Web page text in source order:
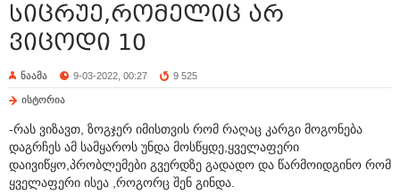
სიცრუე,რომელიც არ
ვიცოდი 10
ნაამა 9-03-2022, 00:27 9 525
ისტორია
-რას ვიზავთ, ზოგჯერ იმისთვის რომ რაღაც კარგი მოგონება
დაგრჩეს ამ სამყაროს უნდა მოსწყდე,ყველაფერი
დაივიწყო,პრობლემები გვერდზე გადადო და წარმოიდგინო რომ
ყველაფერი ისეა ,როგორც შენ გინდა.